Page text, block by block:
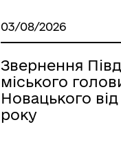
03/08/2026
Звернення
міського
Новацького
року